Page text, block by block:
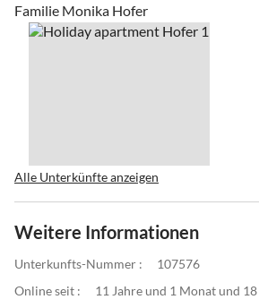
Familie Monika Hofer
Alle Unterkünfte anzeigen
Weitere Informationen
Unterkunfts-Nummer :
107576
Online seit :
11 Jahre und 1 Monat und 18